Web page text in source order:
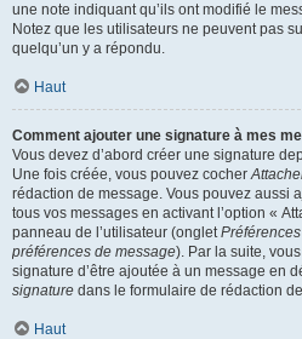
une note indiquant qu’ils ont modifié le
Notez que les utilisateurs ne peuvent pas
quelqu’un y a répondu.
Haut
Comment ajouter une signature à mes
Vous devez d’abord créer une signature
Une fois créée, vous pouvez cocher
rédaction de message. Vous pouvez aussi
tous vos messages en activant l’option «
panneau de l’utilisateur (onglet
préférences de message). Par la suite,
signature d’être ajoutée à un message en
signature dans le formulaire de rédaction
Haut